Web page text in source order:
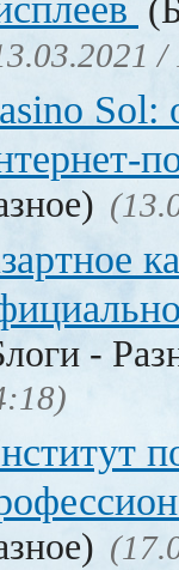
/
Sol:
-